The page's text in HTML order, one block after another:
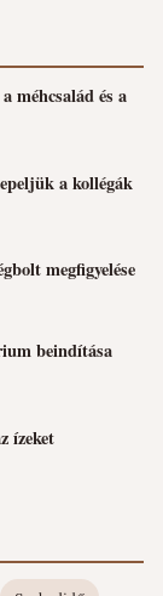
méhcsalád és a
a kollégák
megfigyelése
beindítása
ízeket